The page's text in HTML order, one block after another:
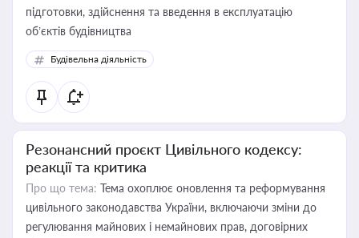
підготовки, здійснення та введення в експлуатацію
об’єктів будівництва
Будівельна діяльність
Резонансний проєкт Цивільного кодексу:
реакції та критика
Про що тема: Тема охоплює оновлення та реформування
цивільного законодавства України, включаючи зміни до
регулювання майнових і немайнових прав, договірних